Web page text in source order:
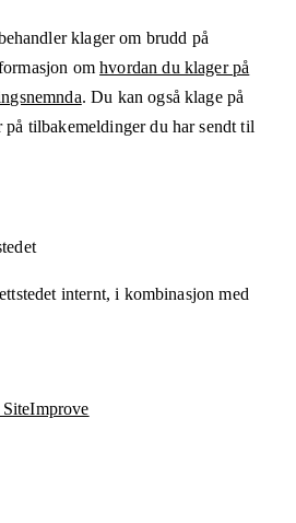
klager om brudd på
omhvordan du klager på
. Du kan også klage på
på tilbakemeldinger du har sendt til
internt, i kombinasjon med